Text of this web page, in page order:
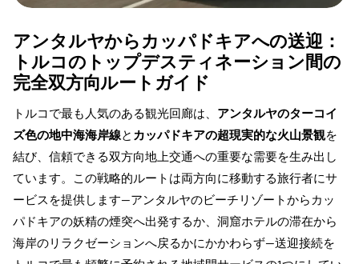
アンタルヤからカッパドキアへの送迎：
トルコのトップデスティネーション間の
完全双方向ルートガイド
トルコで最も人気のある観光回廊は、 アンタルヤのターコイ
ズ色の地中海海岸線とカッパドキアの超現実的な火山景観を
結び、信頼できる双方向地上交通への重要な需要を生み出し
ています。この戦略的ルートは両方向に移動する旅行者にサ
ービスを提供します—アンタルヤのビーチリゾートからカッ
パドキアの妖精の煙突へ出発するか、洞窟ホテルの滞在から
海岸のリラクゼーションへ戻るかにかかわらず—送迎接続を